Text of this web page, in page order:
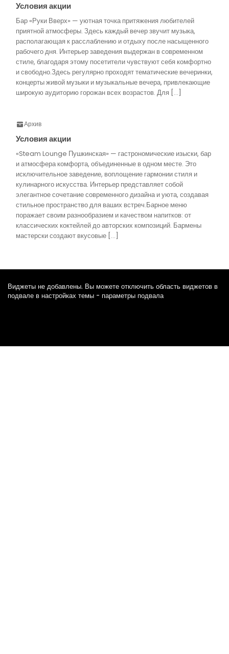
Условия акции
Бар «Руки Вверх» — уютная точка притяжения любителей
приятной атмосферы. Здесь каждый вечер звучит музыка,
располагающая к расслаблению и отдыху после насыщенного
рабочего дня. Интерьер заведения выдержан в современном
стиле, благодаря этому посетители чувствуют себя комфортно
и свободно.Здесь регулярно проходят тематические вечеринки,
концерты живой музыки и музыкальные вечера, привлекающие
широкую аудиторию горожан всех возрастов. Для […]
Архив
Условия акции
«Steam Lounge Пушкинская» — гастрономические изыски, бар
и атмосфера комфорта, объединенные в одном месте. Это
исключительное заведение, воплощение гармонии стиля и
кулинарного искусства. Интерьер представляет собой
элегантное сочетание современного дизайна и уюта, создавая
стильное пространство для ваших встреч.Барное меню
поражает своим разнообразием и качеством напитков: от
классических коктейлей до авторских композиций. Бармены
мастерски создают вкусовые […]
Виджеты не добавлены. Вы можете отключить область виджетов в
подвале в настройках темы - параметры подвала